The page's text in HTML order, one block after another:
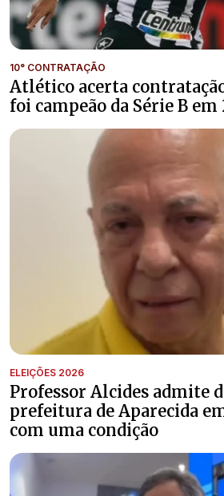
10° CONTRATAÇÃO
Atlético acerta
foi campeão da Série B em
ELEIÇÕES 2026
Professor Alcides admite
prefeitura de Aparecida
com uma condição